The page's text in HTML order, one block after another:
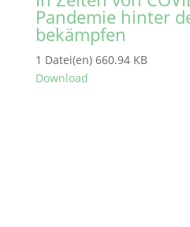
Pandemie hinter
bekämpfen
1 Datei(en) 660.94 KB
Download